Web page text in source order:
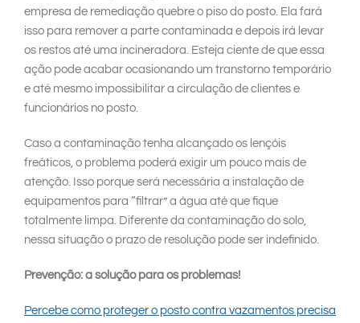
empresa de remediação quebre o piso do posto. Ela fará
isso para remover a parte contaminada e depois irá levar
os restos até uma incineradora. Esteja ciente de que essa
ação pode acabar ocasionando um transtorno temporário
e até mesmo impossibilitar a circulação de clientes e
funcionários no posto.
Caso a contaminação tenha alcançado os lençóis
freáticos, o problema poderá exigir um pouco mais de
atenção. Isso porque será necessária a instalação de
equipamentos para “filtrar” a água até que fique
totalmente limpa. Diferente da contaminação do solo,
nessa situação o prazo de resolução pode ser indefinido.
Prevenção: a solução para os problemas!
Percebe como proteger o posto contra vazamentos precisa